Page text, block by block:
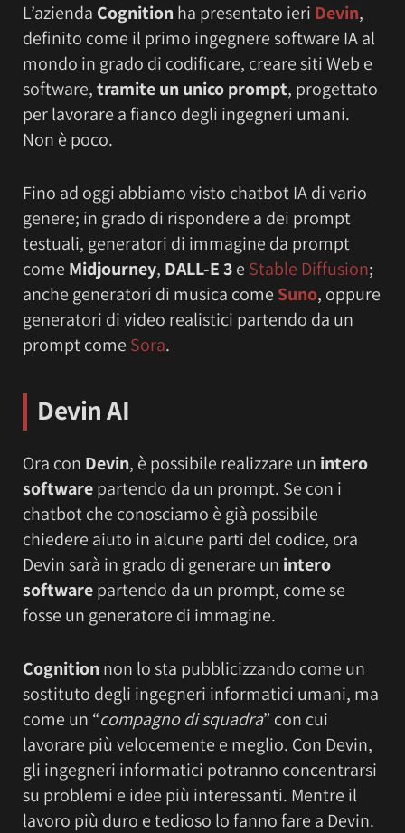
L’azienda Cognitionha presentato ieri Devin,
definito come il primo ingegnere software IA al
mondo in grado di codificare, creare siti Web e
software,tramite un unico prompt, progettato
per lavorare a fianco degli ingegneri umani.
Non è poco.
Fino ad oggi abbiamo visto chatbot IA di vario
genere; in grado di rispondere a dei prompt
testuali, generatori di immagine da prompt
come Midjourney, DALL-E 3e Stable Diffusion;
anche generatori di musica come Suno, oppure
generatori di video realistici partendo da un
prompt come Sora.
Devin AI
Ora con Devin, è possibile realizzare un intero
softwarepartendo da un prompt. Se con i
chatbot che conosciamo è già possibile
chiedere aiuto in alcune parti del codice, ora
Devin sarà in grado di generare un intero
softwarepartendo da un prompt, come se
fosse un generatore di immagine.
Cognitionnon lo sta pubblicizzando come un
sostituto degli ingegneri informatici umani, ma
come un “compagno di squadra” con cui
lavorare più velocemente e meglio. Con Devin,
gli ingegneri informatici potranno concentrarsi
su problemi e idee più interessanti. Mentre il
lavoro più duro e tedioso lo fanno fare a Devin.